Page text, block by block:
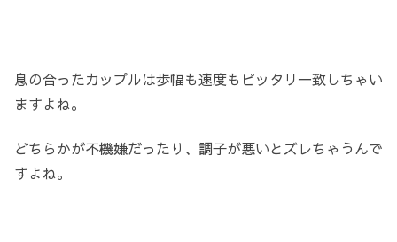
息の合ったカップルは歩幅も速度もピッタリ一致しちゃい
ますよね。
どちらかが不機嫌だったり、調子が悪いとズレちゃうんで
すよね。